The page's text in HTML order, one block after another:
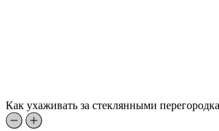
Как ухаживать за стеклянными